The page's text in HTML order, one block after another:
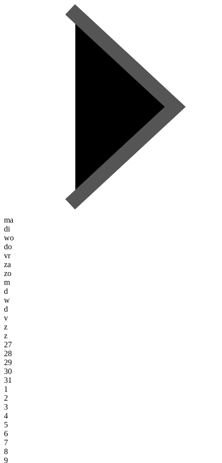
ma
di
wo
do
vr
za
zo
m
d
w
d
v
z
z
27
28
29
30
31
1
2
3
4
5
6
7
8
9